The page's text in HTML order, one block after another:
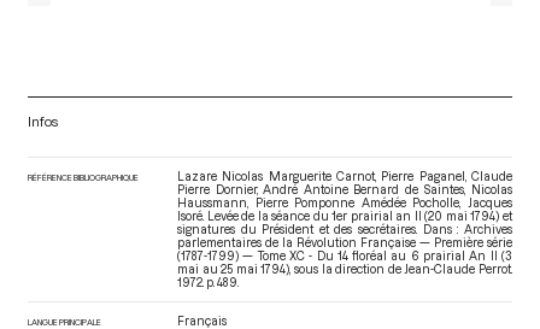
Infos
RÉFÉRENCE BIBLIOGRAPHIQUE
Lazare Nicolas Marguerite Carnot, Pierre Paganel, Claude
Pierre Dornier, André Antoine Bernard de Saintes, Nicolas
Haussmann, Pierre Pomponne Amédée Pocholle, Jacques
Isoré. Levée de la séance du 1er prairial an II (20 mai 1794) et
signatures du Président et des secrétaires. Dans : Archives
parlementaires de la Révolution Française — Première série
(1787-1799) — Tome XC - Du 14 floréal au 6 prairial An II (3
mai au 25 mai 1794) , sous la direction de Jean-Claude Perrot.
1972. p. 489.
LANGUE PRINCIPALE Français